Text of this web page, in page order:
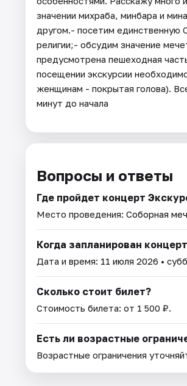
значении михраба, минбара и
другом.- посетим единственную
религии;- обсудим значение
предусмотрена пешеходная
посещении экскурсии
женщинам - покрытая голова).
минут до начала
Вопросы и ответы
Где пройдет концерт
Место проведения: Соборная
Когда запланирован
Дата и время: 11 июля 2026 •
Сколько стоит билет?
Стоимость билета: от 1 500 ₽.
Есть ли возрастные
Возрастные ограничения